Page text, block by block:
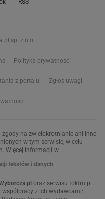
sp. z o.o.
Polityka prywatności
z portalu Zgłoś uwagi
zgody na zwielokrotnianie ani inne
w tym serwisie, w celu
Więcej informacji w
tekstów i danych
oraz serwisu tokfm.pl
z ich wydawcami: